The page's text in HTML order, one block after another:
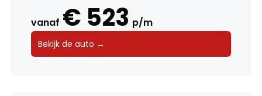
vanaf € 523 p/m
Bekijk de auto →